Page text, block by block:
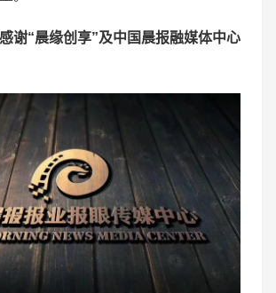
谢“晨缘创享”及中国晨报融媒体中心